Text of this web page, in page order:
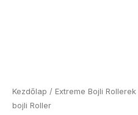
Kezdőlap / Extreme Bojli Rollerek
bojli Roller
mennyiség